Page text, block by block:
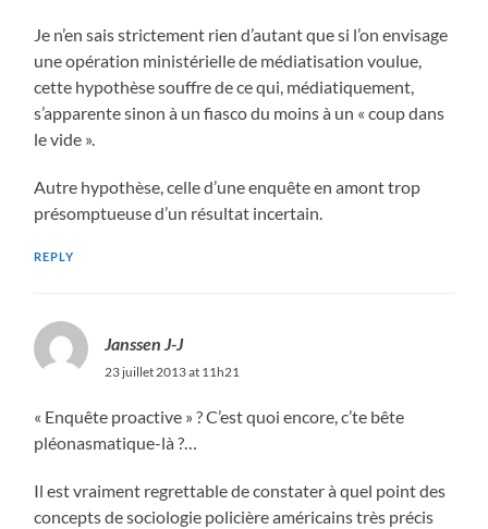
Je n’en sais strictement rien d’autant que si l’on envisage
une opération ministérielle de médiatisation voulue,
cette hypothèse souffre de ce qui, médiatiquement,
s’apparente sinon à un fiasco du moins à un « coup dans
le vide ».
Autre hypothèse, celle d’une enquête en amont trop
présomptueuse d’un résultat incertain.
REPLY
Janssen J-J
23 juillet 2013 at 11h21
« Enquête proactive » ? C’est quoi encore, c’te bête
pléonasmatique-là ?…
Il est vraiment regrettable de constater à quel point des
concepts de sociologie policière américains très précis